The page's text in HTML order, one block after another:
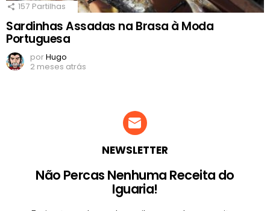
157 Partilhas
Sardinhas Assadas na Brasa à Moda
Portuguesa
porHugo
2 meses atrás
NEWSLETTER
Não Percas Nenhuma Receita do
Iguaria!